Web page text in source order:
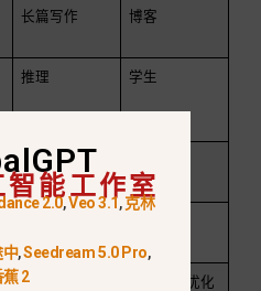
长篇写作 博客
推理 学生
讲故事
关键词优化 搜索引擎优化
能工作室
2.0,Veo 3.1,克林
,Seedream 5.0 Pro,
2